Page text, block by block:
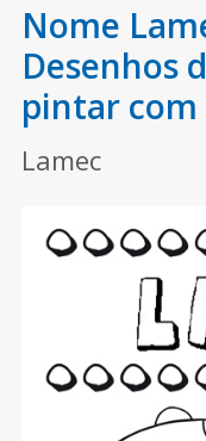
Nome
Desenhos
pintar com
Lamec